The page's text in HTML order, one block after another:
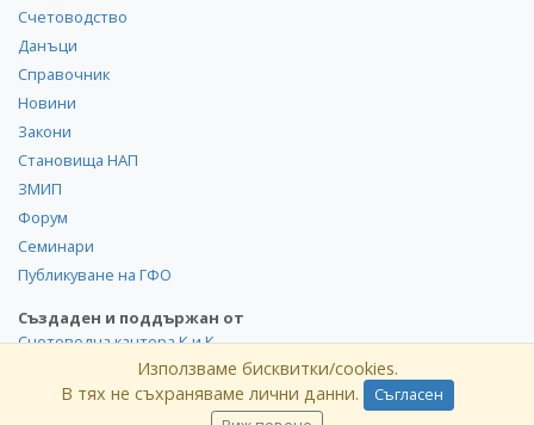
Счетоводство
Данъци
Справочник
Новини
Закони
Становища НАП
ЗМИП
Форум
Семинари
Публикуване на ГФО
Създаден и поддържан от
Счетоводна кантора К и К
.info
2008-2026 Всички права запазени. Използването и
публикуването на част или цялото съдържание на сайта
Използваме бисквитки/cookies.
В тях не съхраняваме лични данни.
Съгласен